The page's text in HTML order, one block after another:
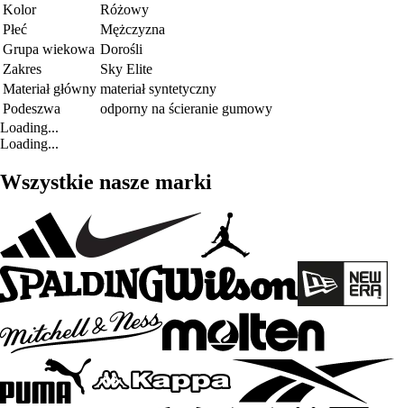
Kolor
Różowy
Płeć
Mężczyzna
Grupa wiekowa Dorośli
Zakres
Sky Elite
Materiał główny materiał syntetyczny
Podeszwa
odporny na ścieranie gumowy
Loading...
Loading...
Wszystkie nasze marki